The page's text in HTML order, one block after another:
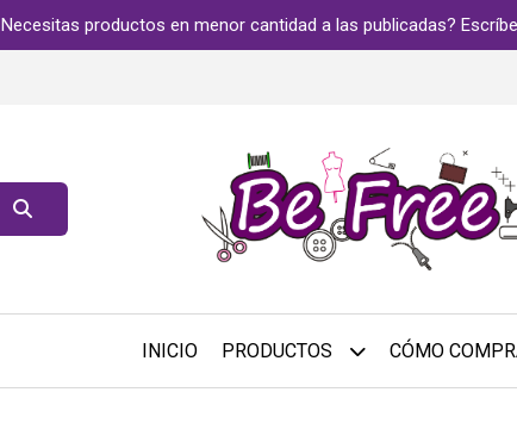
Necesitas productos en menor cantidad a las publicadas?
INICIO PRODUCTOS CÓMO